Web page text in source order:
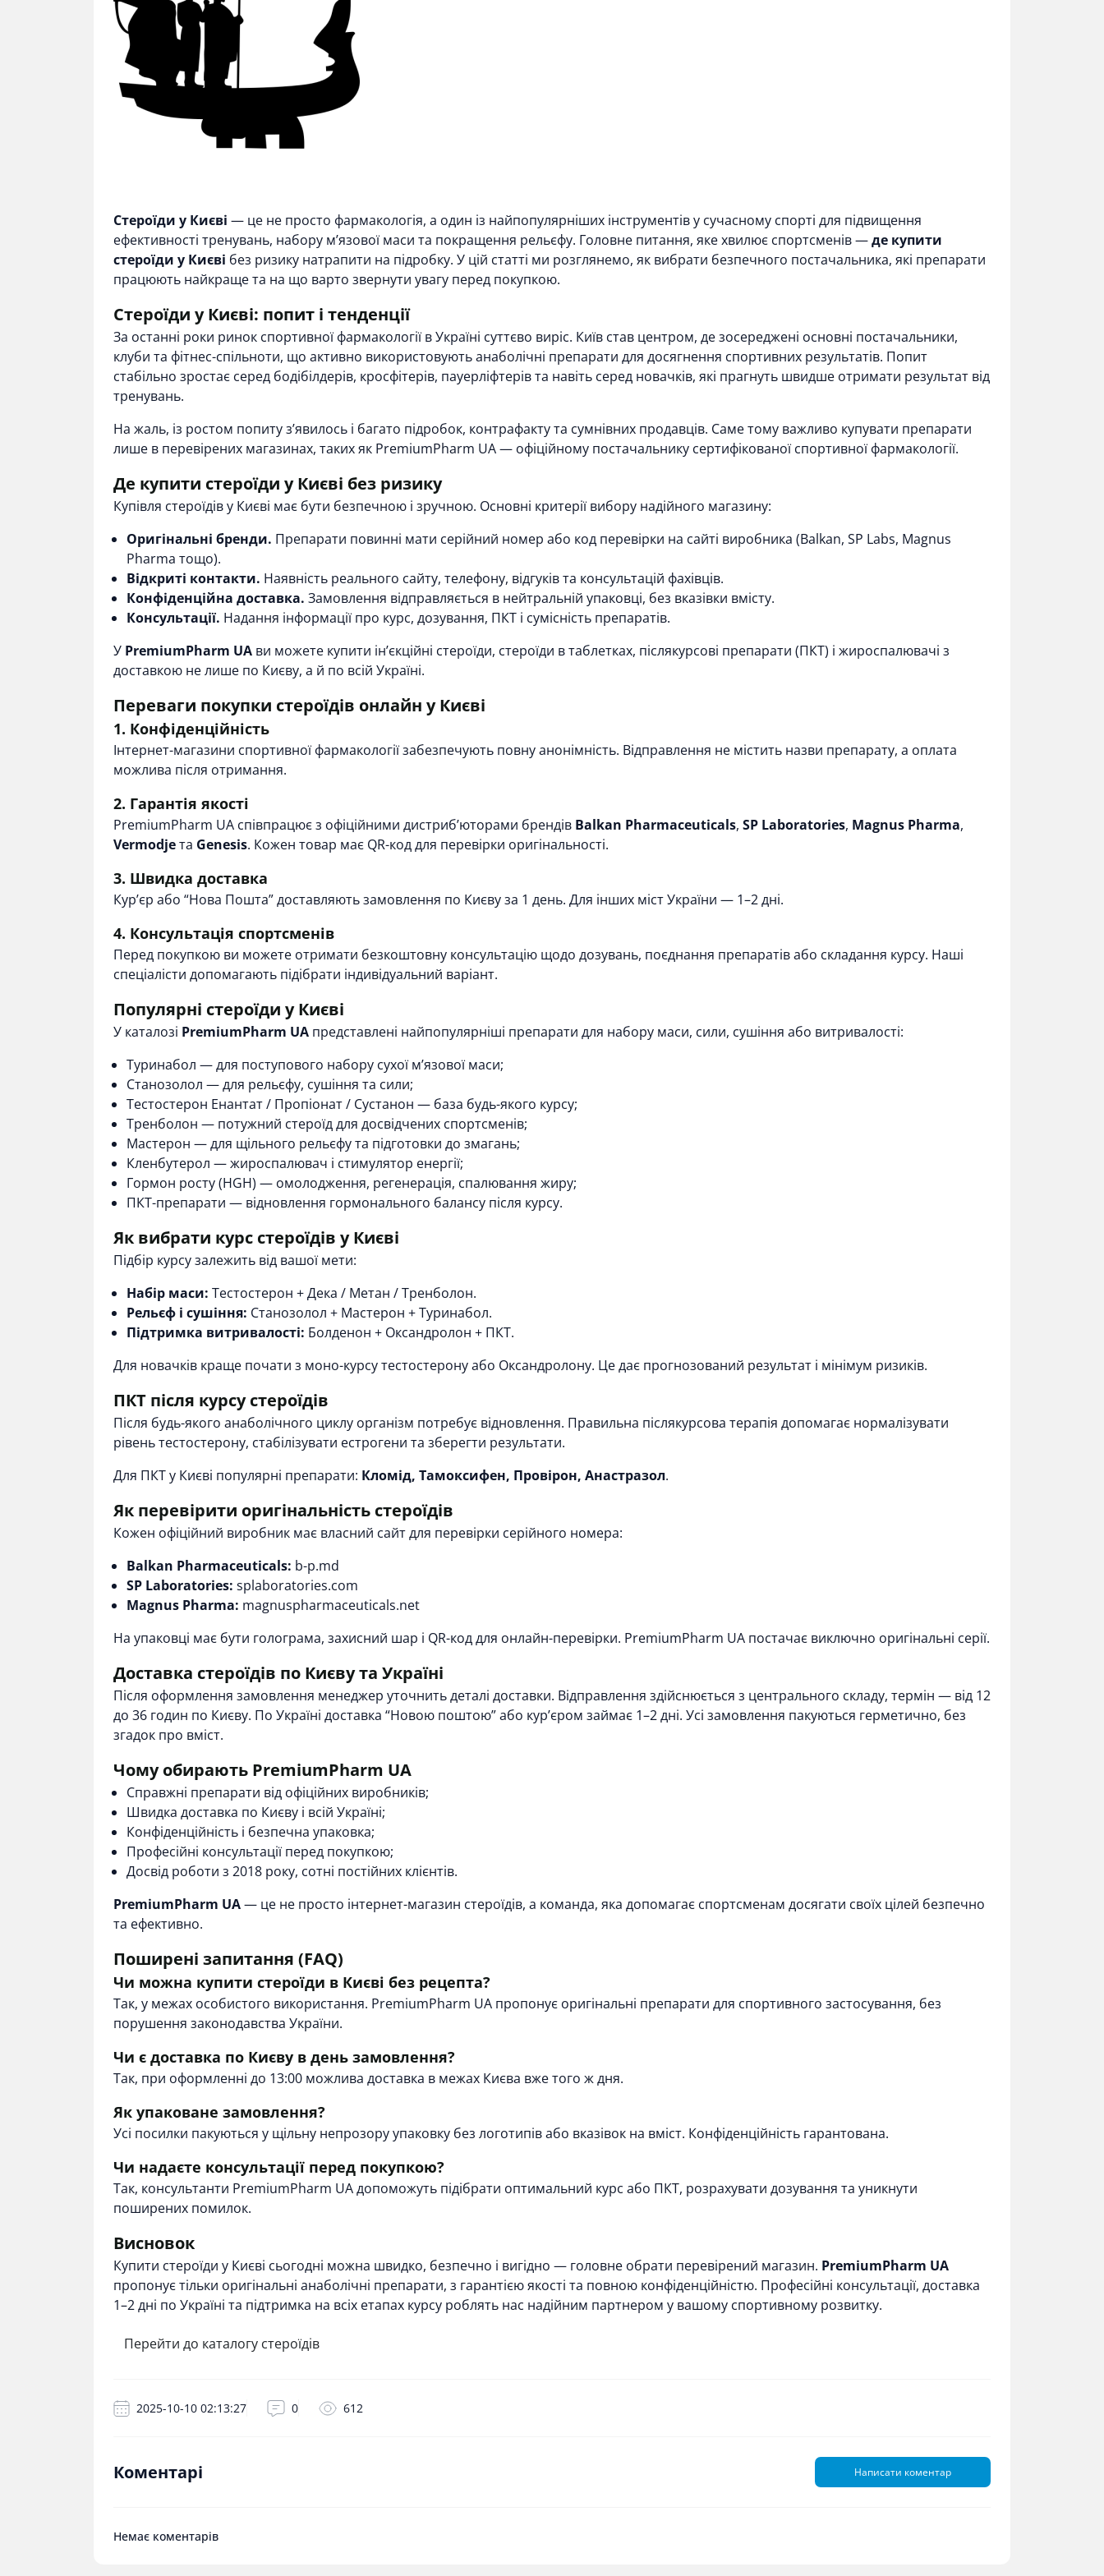
Стероїди у Києві — це не просто фармакологія, а один із найпопулярніших інструментів у сучасному спорті для підвищення
ефективності тренувань, набору м’язової маси та покращення рельєфу. Головне питання, яке хвилює спортсменів —де купити
стероїди у Києві без ризику натрапити на підробку. У цій статті ми розглянемо, як вибрати безпечного постачальника, які препарати
працюють найкраще та на що варто звернути увагу перед покупкою.
Стероїди у Києві: попит і тенденції
За останні роки ринок спортивної фармакології в Україні суттєво виріс. Київ став центром, де зосереджені основні постачальники,
клуби та фітнес-спільноти, що активно використовують анаболічні препарати для досягнення спортивних результатів. Попит
стабільно зростає серед бодібілдерів, кросфітерів, пауерліфтерів та навіть серед новачків, які прагнуть швидше отримати результат від
тренувань.
На жаль, із ростом попиту з’явилось і багато підробок, контрафакту та сумнівних продавців. Саме тому важливо купувати препарати
лише в перевірених магазинах, таких як PremiumPharm UA— офіційному постачальнику сертифікованої спортивної фармакології.
Де купити стероїди у Києві без ризику
Купівля стероїдів у Києві має бути безпечною і зручною. Основні критерії вибору надійного магазину:
Оригінальні бренди. Препарати повинні мати серійний номер або код перевірки на сайті виробника (Balkan, SP Labs, Magnus
Pharma тощо).
Відкриті контакти. Наявність реального сайту, телефону, відгуків та консультацій фахівців.
Конфіденційна доставка. Замовлення відправляється в нейтральній упаковці, без вказівки вмісту.
Консультації. Надання інформації про курс, дозування, ПКТ і сумісність препаратів.
У PremiumPharm UA ви можете купити ін’єкційні стероїди, стероїди в таблетках, післякурсові препарати (ПКТ) і жироспалювачі з
доставкою не лише по Києву, а й по всій Україні.
Переваги покупки стероїдів онлайн у Києві
1. Конфіденційність
Інтернет-магазини спортивної фармакології забезпечують повну анонімність. Відправлення не містить назви препарату, а оплата
можлива після отримання.
2. Гарантія якості
PremiumPharm UA співпрацює з офіційними дистриб’юторами брендів Balkan Pharmaceuticals, SP Laboratories, Magnus Pharma,
Vermodjeта Genesis. Кожен товар має QR-код для перевірки оригінальності.
3. Швидка доставка
Кур’єр або “Нова Пошта” доставляють замовлення по Києву за 1 день. Для інших міст України — 1–2 дні.
4. Консультація спортсменів
Перед покупкою ви можете отримати безкоштовну консультацію щодо дозувань, поєднання препаратів або складання курсу. Наші
спеціалісти допомагають підібрати індивідуальний варіант.
Популярні стероїди у Києві
У каталозі PremiumPharm UA представлені найпопулярніші препарати для набору маси, сили, сушіння або витривалості:
Туринабол — для поступового набору сухої м’язової маси;
Станозолол — для рельєфу, сушіння та сили;
Тестостерон Енантат / Пропіонат / Сустанон — база будь-якого курсу;
Тренболон — потужний стероїд для досвідчених спортсменів;
Мастерон — для щільного рельєфу та підготовки до змагань;
Кленбутерол — жироспалювач і стимулятор енергії;
Гормон росту (HGH) — омолодження, регенерація, спалювання жиру;
ПКТ-препарати — відновлення гормонального балансу після курсу.
Як вибрати курс стероїдів у Києві
Підбір курсу залежить від вашої мети:
Набір маси: Тестостерон + Дека / Метан / Тренболон.
Рельєф і сушіння: Станозолол + Мастерон + Туринабол.
Підтримка витривалості: Болденон + Оксандролон + ПКТ.
Для новачків краще почати з моно-курсу тестостерону або Оксандролону. Це дає прогнозований результат і мінімум ризиків.
ПКТ після курсу стероїдів
Після будь-якого анаболічного циклу організм потребує відновлення. Правильна післякурсова терапія допомагає нормалізувати
рівень тестостерону, стабілізувати естрогени та зберегти результати.
Для ПКТ у Києві популярні препарати: Кломід, Тамоксифен, Провірон, Анастразол.
Як перевірити оригінальність стероїдів
Кожен офіційний виробник має власний сайт для перевірки серійного номера:
Balkan Pharmaceuticals: b-p.md
SP Laboratories: splaboratories.com
Magnus Pharma: magnuspharmaceuticals.net
На упаковці має бути голограма, захисний шар і QR-код для онлайн-перевірки. PremiumPharm UA постачає виключно оригінальні серії.
Доставка стероїдів по Києву та Україні
Після оформлення замовлення менеджер уточнить деталі доставки. Відправлення здійснюється з центрального складу, термін — від 12
до 36 годин по Києву. По Україні доставка “Новою поштою” або кур’єром займає 1–2 дні. Усі замовлення пакуються герметично, без
згадок про вміст.
Чому обирають PremiumPharm UA
Справжні препарати від офіційних виробників;
Швидка доставка по Києву і всій Україні;
Конфіденційність і безпечна упаковка;
Професійні консультації перед покупкою;
Досвід роботи з 2018 року, сотні постійних клієнтів.
PremiumPharm UA— це не просто інтернет-магазин стероїдів, а команда, яка допомагає спортсменам досягати своїх цілей безпечно
та ефективно.
Поширені запитання (FAQ)
Чи можна купити стероїди в Києві без рецепта?
Так, у межах особистого використання. PremiumPharm UA пропонує оригінальні препарати для спортивного застосування, без
порушення законодавства України.
Чи є доставка по Києву в день замовлення?
Так, при оформленні до 13:00 можлива доставка в межах Києва вже того ж дня.
Як упаковане замовлення?
Усі посилки пакуються у щільну непрозору упаковку без логотипів або вказівок на вміст. Конфіденційність гарантована.
Чи надаєте консультації перед покупкою?
Так, консультанти PremiumPharm UA допоможуть підібрати оптимальний курс або ПКТ, розрахувати дозування та уникнути
поширених помилок.
Висновок
Купити стероїди у Києві сьогодні можна швидко, безпечно і вигідно — головне обрати перевірений магазин. PremiumPharm UA
пропонує тільки оригінальні анаболічні препарати, з гарантією якості та повною конфіденційністю. Професійні консультації, доставка
1–2 дні по Україні та підтримка на всіх етапах курсу роблять нас надійним партнером у вашому спортивному розвитку.
Перейти до каталогу стероїдів
2025-10-10 02:13:27 0 612
Коментарі Написати коментар
Немає коментарів